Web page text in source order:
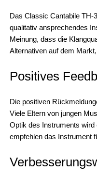
Das Classic Cantabile TH-
qualitativ ansprechendes
Meinung, dass die
Alternativen auf dem
Positives
Die positiven
Viele Eltern von jungen
Optik des Instruments wird
empfehlen das Instrument